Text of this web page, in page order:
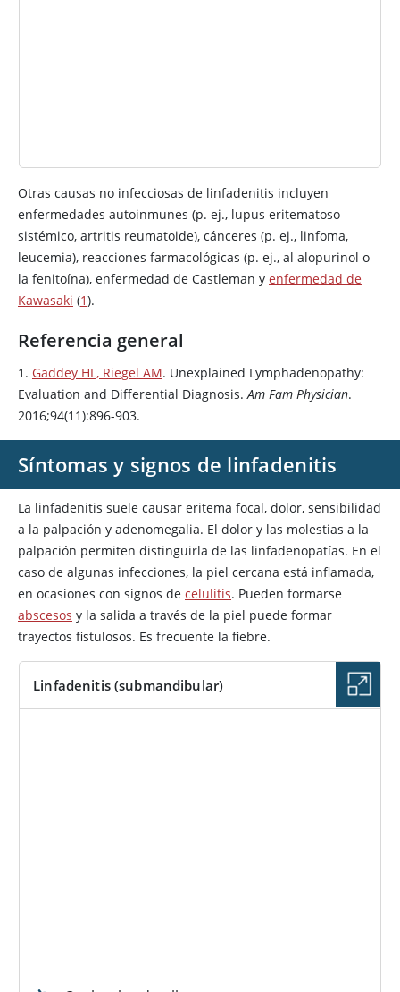
Otras causas no infecciosas de linfadenitis incluyen
enfermedades autoinmunes (p. ej., lupus eritematoso
sistémico, artritis reumatoide), cánceres (p. ej., linfoma,
leucemia), reacciones farmacológicas (p. ej., al alopurinol o
la fenitoína), enfermedad de Castleman y enfermedad de
Kawasaki (1).
Referencia general
1. Gaddey HL, Riegel AM. Unexplained Lymphadenopathy:
Evaluation and Differential Diagnosis.Am Fam Physician.
2016;94(11):896-903.
Síntomas y signos de linfadenitis
La linfadenitis suele causar eritema focal, dolor, sensibilidad
a la palpación y adenomegalia. El dolor y las molestias a la
palpación permiten distinguirla de las linfadenopatías. En el
caso de algunas infecciones, la piel cercana está inflamada,
en ocasiones con signos de celulitis. Pueden formarse
abscesos y la salida a través de la piel puede formar
trayectos fistulosos. Es frecuente la fiebre.
Linfadenitis (submandibular)